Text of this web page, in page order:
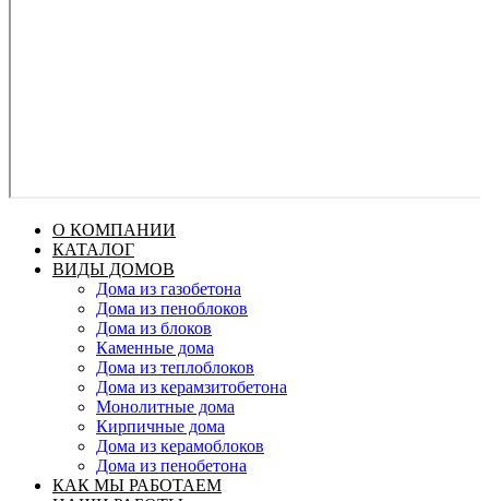
О КОМПАНИИ
КАТАЛОГ
ВИДЫ ДОМОВ
Дома из газобетона
Дома из пеноблоков
Дома из блоков
Каменные дома
Дома из теплоблоков
Дома из керамзитобетона
Монолитные дома
Кирпичные дома
Дома из керамоблоков
Дома из пенобетона
КАК МЫ РАБОТАЕМ